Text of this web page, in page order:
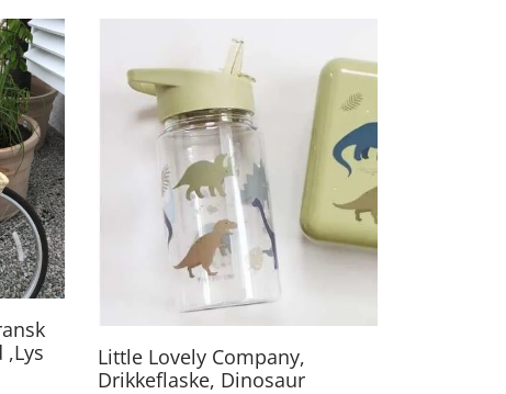
,Lys
Little Lovely Company,
Drikkeflaske, Dinosaur